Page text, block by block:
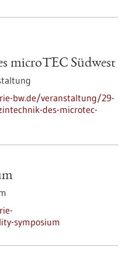
microTEC Südwest
bw.de/veranstaltung/29-
des-microtec-
symposium